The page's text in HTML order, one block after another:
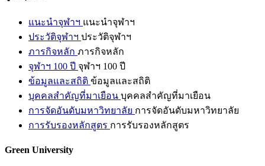
แนะนำจุฬาฯ แนะนำจุฬาฯ
ประวัติจุฬาฯ ประวัติจุฬาฯ
ภารกิจหลัก ภารกิจหลัก
จุฬาฯ 100 ปี จุฬาฯ 100 ปี
ข้อมูลและสถิติ ข้อมูลและสถิติ
บุคคลสำคัญที่มาเยือน บุคคลสำคัญที่มาเยือน
การจัดอันดับมหาวิทยาลัย การจัดอันดับมหาวิทยาลัย
การรับรองหลักสูตร การรับรองหลักสูตร
Green University